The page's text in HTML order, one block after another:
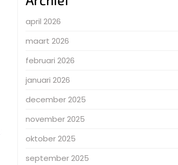
april 2026
maart 2026
februari 2026
januari 2026
december 2025
november 2025
oktober 2025
september 2025